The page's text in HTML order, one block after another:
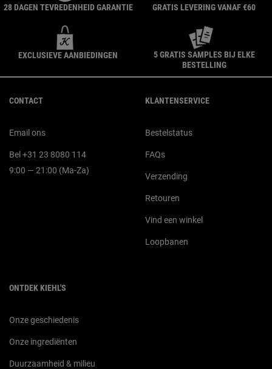
28 DAGEN TEVREDENHEID GARANTIE GRATIS LEVERING VANAF €60
EXCLUSIEVE AANBIEDINGEN
5 GRATIS SAMPLES BIJ ELKE
BESTELLING
CONTACT
Email ons
Bel +31 23 8080 114
9:00 — 21:00 (Ma-Za)
KLANTENSERVICE
Bestelstatus
FAQs
Verzending
Retouren
Vind een winkel
Loopbanen
ONTDEK KIEHL'S
Onze geschiedenis
Onze ingrediënten
Duurzaamheid & milieu